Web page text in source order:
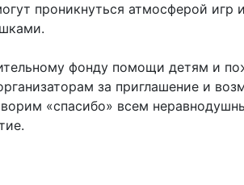
проникнуться атмосферой игр
фонду помощи детям и
за приглашение и
«спасибо» всем